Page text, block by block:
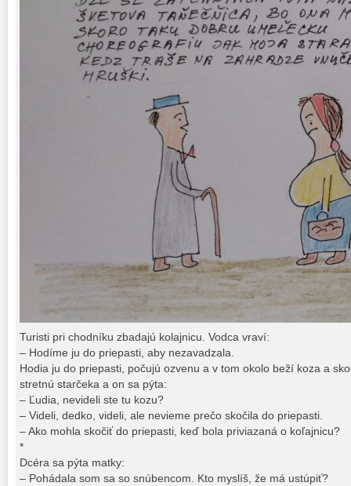
Turisti pri chodníku zbadajú kolajnicu. Vodca vraví:
– Hodíme ju do priepasti, aby nezavadzala.
Hodia ju do priepasti, počujú ozvenu a v tom okolo beží koza a
stretnú starčeka a on sa pýta:
– Ľudia, nevideli ste tu kozu?
– Videli, dedko, videli, ale nevieme prečo skočila do priepasti.
– Ako mohla skočiť do priepasti, keď bola priviazaná o koľajnicu?
*
Dcéra sa pýta matky:
– Pohádala som sa so snúbencom. Kto myslíš, že má ustúpiť?